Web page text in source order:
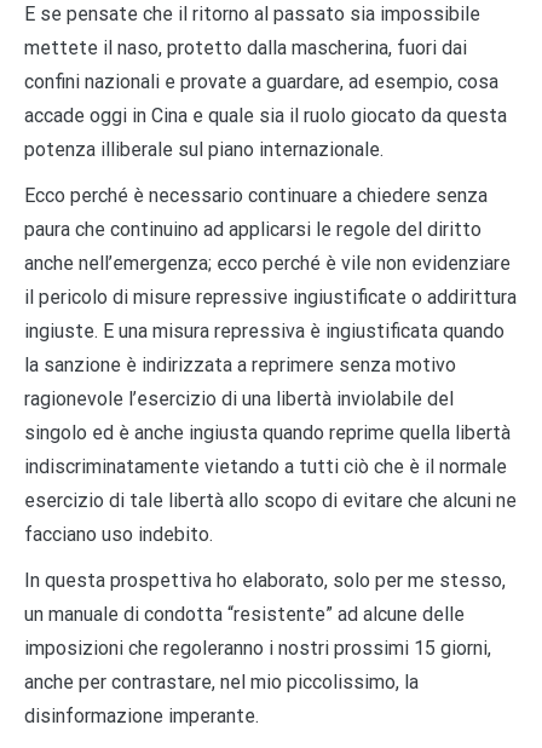
E se pensate che il ritorno al passato sia impossibile
mettete il naso, protetto dalla mascherina, fuori dai
confini nazionali e provate a guardare, ad esempio, cosa
accade oggi in Cina e quale sia il ruolo giocato da questa
potenza illiberale sul piano internazionale.
Ecco perché è necessario continuare a chiedere senza
paura che continuino ad applicarsi le regole del diritto
anche nell’emergenza; ecco perché è vile non evidenziare
il pericolo di misure repressive ingiustificate o addirittura
ingiuste. E una misura repressiva è ingiustificata quando
la sanzione è indirizzata a reprimere senza motivo
ragionevole l’esercizio di una libertà inviolabile del
singolo ed è anche ingiusta quando reprime quella libertà
indiscriminatamente vietando a tutti ciò che è il normale
esercizio di tale libertà allo scopo di evitare che alcuni ne
facciano uso indebito.
In questa prospettiva ho elaborato, solo per me stesso,
un manuale di condotta “resistente” ad alcune delle
imposizioni che regoleranno i nostri prossimi 15 giorni,
anche per contrastare, nel mio piccolissimo, la
disinformazione imperante.